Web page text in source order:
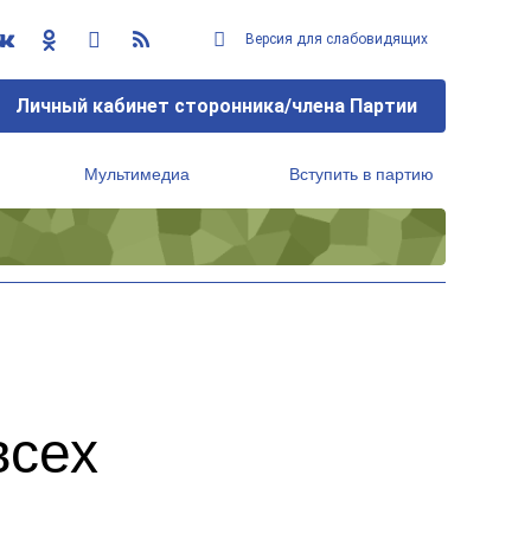
Версия для слабовидящих
Личный кабинет сторонника/члена Партии
Мультимедиа Вступить в партию